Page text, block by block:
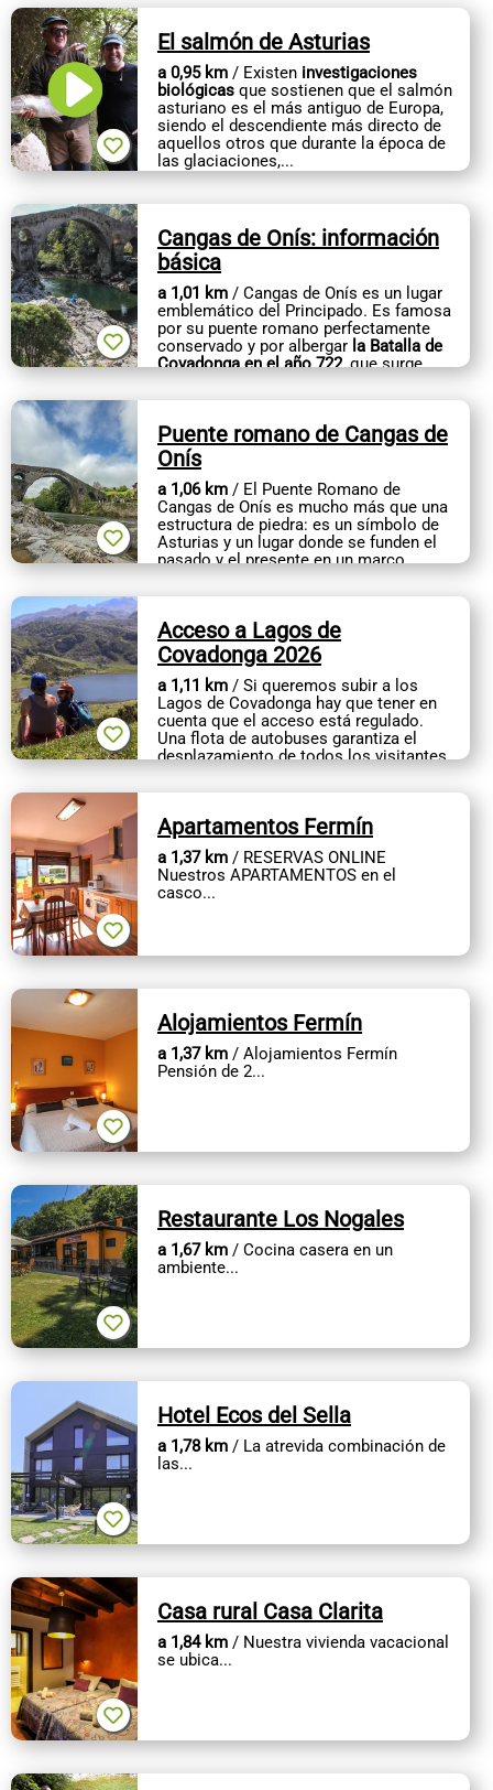
El salmón de Asturias
a 0,95 km / Existen investigaciones
biológicas que sostienen que el salmón
asturiano es el más antiguo de Europa,
siendo el descendiente más directo de
aquellos otros que durante la época de
las glaciaciones,...
Cangas de Onís: información
básica
a 1,01 km / Cangas de Onís es un lugar
emblemático del Principado. Es famosa
por su puente romano perfectamente
conservado y por albergar la Batalla de
Covadonga en el año 722, que surge
Puente romano de Cangas de
Onís
a 1,06 km / El Puente Romano de
Cangas de Onís es mucho más que una
estructura de piedra: es un símbolo de
Asturias y un lugar donde se funden el
pasado y el presente en un marco
Acceso a Lagos de
Covadonga 2026
a 1,11 km / Si queremos subir a los
Lagos de Covadonga hay que tener en
cuenta que el acceso está regulado.
Una flota de autobuses garantiza el
desplazamiento de todos los visitantes
Apartamentos Fermín
a 1,37 km / RESERVAS ONLINE
Nuestros APARTAMENTOS en el
casco...
Alojamientos Fermín
a 1,37 km / Alojamientos Fermín
Pensión de 2...
Restaurante Los Nogales
a 1,67 km / Cocina casera en un
ambiente...
Hotel Ecos del Sella
a 1,78 km / La atrevida combinación de
las...
Casa rural Casa Clarita
a 1,84 km / Nuestra vivienda vacacional
se ubica...